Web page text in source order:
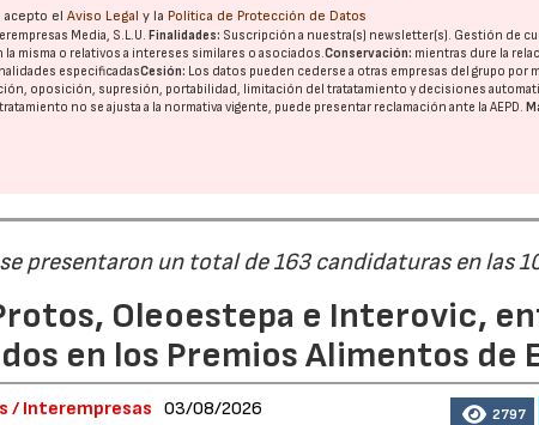
acepto elAviso Legal y la Política de Protección de Datos
Media, S.L.U.Finalidades: Suscripción a nuestra(s) newsletter(s). Gestión de
misma o relativos a intereses similares o asociados.Conservación: mientras dure la
especificadasCesión: Los datos pueden cederse a otras empresas del grupo por
oposición, supresión, portabilidad, limitación del tratatamiento y decisiones
no se ajusta a la normativa vigente, puede presentar reclamación ante laAEPD.
presentaron un total de 163 candidaturas en las
Oleoestepa e Interovic,
en los Premios Alimentos de
/ Interempresas 03/08/2026 2797
22/07/2026